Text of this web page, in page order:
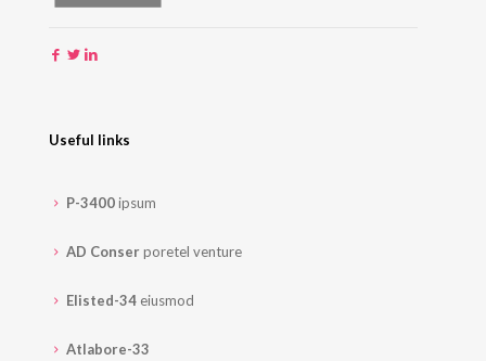
Useful links
P-3400ipsum
AD Conserporetel venture
Elisted-34 eiusmod
Atlabore-33